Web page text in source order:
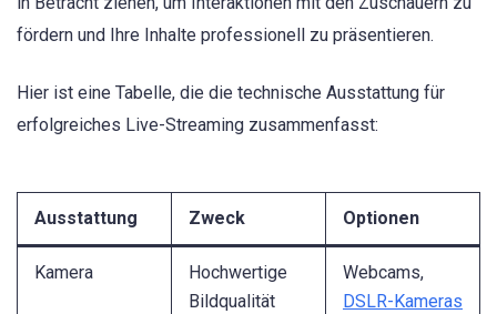
fördern und Ihre Inhalte professionell zu präsentieren.
Hier ist eine Tabelle, die die technische Ausstattung für
erfolgreiches Live-Streaming zusammenfasst:
Ausstattung Zweck Optionen
Kamera
Hochwertige
Bildqualität
Webcams,
DSLR-Kameras